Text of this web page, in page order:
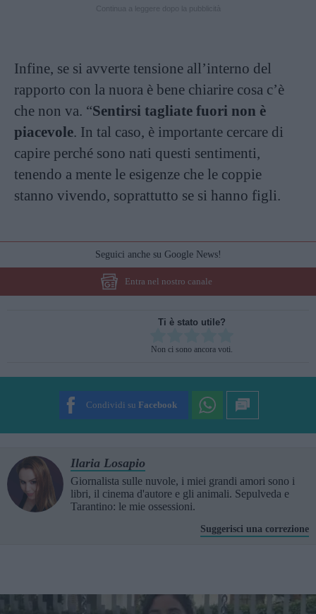
Infine, se si avverte tensione all’interno del
rapporto con la nuora è bene chiarire cosa c’è
che non va. “Sentirsi tagliate fuori non è
piacevole. In tal caso, è importante cercare di
capire perché sono nati questi sentimenti,
tenendo a mente le esigenze che le coppie
stanno vivendo, soprattutto se si hanno figli.
Seguici anche su Google News!
Entra nel nostro canale
Ti è stato utile?
Non ci sono ancora voti.
Condividi su Facebook
Ilaria Losapio
Giornalista sulle nuvole, i miei grandi amori sono i
libri, il cinema d'autore e gli animali. Sepulveda e
Tarantino: le mie ossessioni.
Suggerisci una correzione